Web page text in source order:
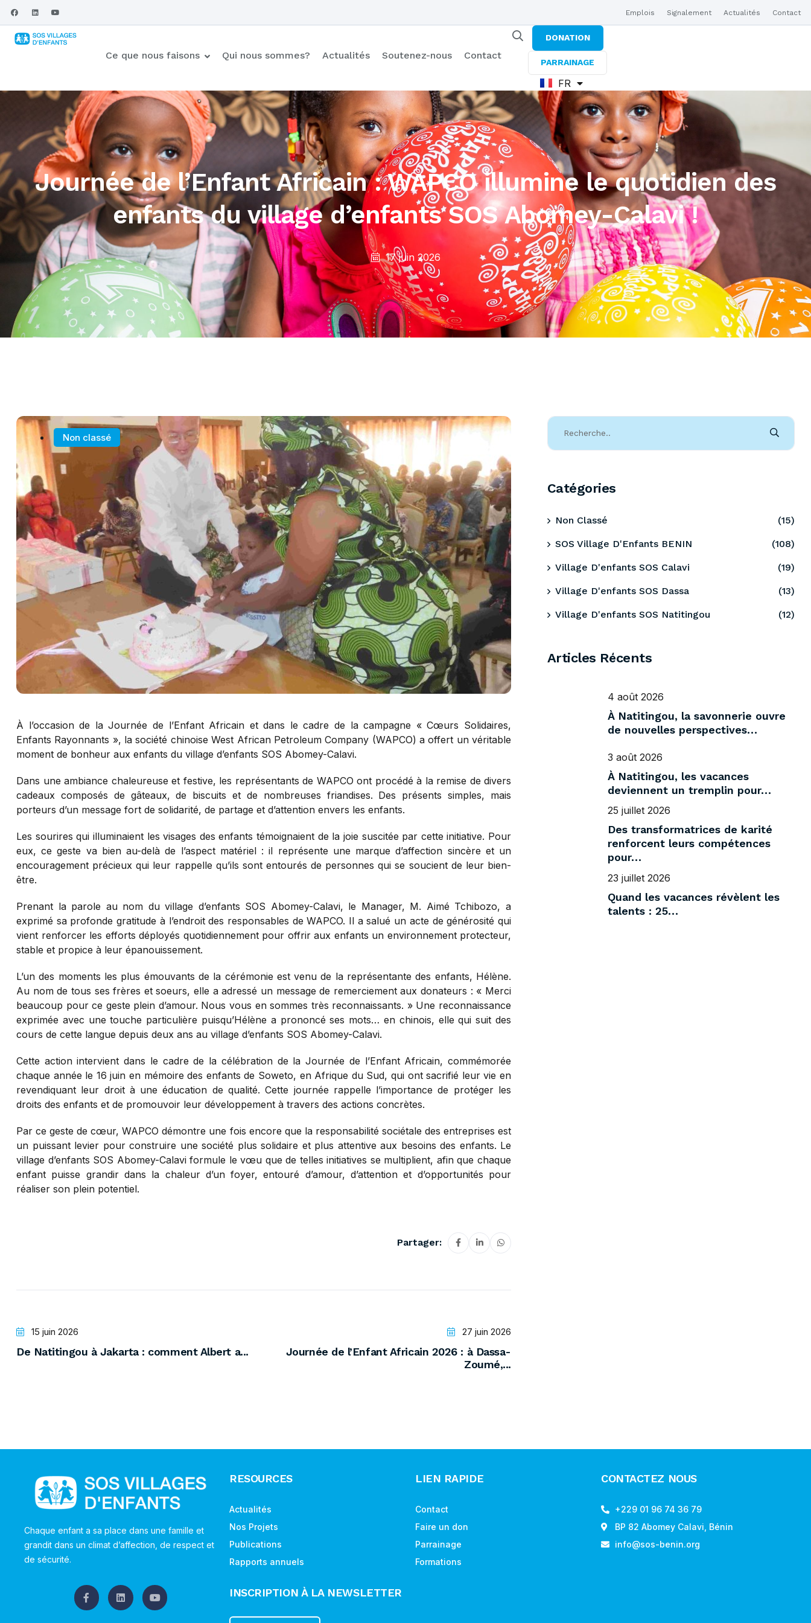
Emplois Signalement Actualités Contact
Ce que nous faisons Qui nous sommes? Actualités Soutenez-nous Contact
FR
EN
PARRAINAGE
DONATION
Journée de l’Enfant Africain : WAPCO illumine le quotidien des
enfants du village d’enfants SOS Abomey-Calavi !
17 juin 2026
Non classé
À l’occasion de la Journée de l’Enfant Africain et dans le cadre de la campagne « Cœurs Solidaires,
Enfants Rayonnants », la société chinoise West African Petroleum Company (WAPCO) a offert un véritable
moment de bonheur aux enfants du village d’enfants SOS Abomey-Calavi.
Dans une ambiance chaleureuse et festive, les représentants de WAPCO ont procédé à la remise de divers
cadeaux composés de gâteaux, de biscuits et de nombreuses friandises. Des présents simples, mais
porteurs d’un message fort de solidarité, de partage et d’attention envers les enfants.
Les sourires qui illuminaient les visages des enfants témoignaient de la joie suscitée par cette initiative. Pour
eux, ce geste va bien au-delà de l’aspect matériel : il représente une marque d’affection sincère et un
encouragement précieux qui leur rappelle qu’ils sont entourés de personnes qui se soucient de leur bien-
être.
Prenant la parole au nom du village d’enfants SOS Abomey-Calavi, le Manager, M. Aimé Tchibozo, a
exprimé sa profonde gratitude à l’endroit des responsables de WAPCO. Il a salué un acte de générosité qui
vient renforcer les efforts déployés quotidiennement pour offrir aux enfants un environnement protecteur,
stable et propice à leur épanouissement.
L’un des moments les plus émouvants de la cérémonie est venu de la représentante des enfants, Hélène.
Au nom de tous ses frères et soeurs, elle a adressé un message de remerciement aux donateurs : « Merci
beaucoup pour ce geste plein d’amour. Nous vous en sommes très reconnaissants. » Une reconnaissance
exprimée avec une touche particulière puisqu’Hélène a prononcé ses mots… en chinois, elle qui suit des
cours de cette langue depuis deux ans au village d’enfants SOS Abomey-Calavi.
Cette action intervient dans le cadre de la célébration de la Journée de l’Enfant Africain, commémorée
chaque année le 16 juin en mémoire des enfants de Soweto, en Afrique du Sud, qui ont sacrifié leur vie en
revendiquant leur droit à une éducation de qualité. Cette journée rappelle l’importance de protéger les
droits des enfants et de promouvoir leur développement à travers des actions concrètes.
Par ce geste de cœur, WAPCO démontre une fois encore que la responsabilité sociétale des entreprises est
un puissant levier pour construire une société plus solidaire et plus attentive aux besoins des enfants. Le
village d’enfants SOS Abomey-Calavi formule le vœu que de telles initiatives se multiplient, afin que chaque
enfant puisse grandir dans la chaleur d’un foyer, entouré d’amour, d’attention et d’opportunités pour
réaliser son plein potentiel.
Partager:
15 juin 2026
De Natitingou à Jakarta : comment Albert a...
27 juin 2026
Journée de l’Enfant Africain 2026 : à Dassa-
Zoumé,...
Catégories
Non Classé (15)
SOS Village D'Enfants BENIN (108)
Village D'enfants SOS Calavi (19)
Village D'enfants SOS Dassa (13)
Village D'enfants SOS Natitingou (12)
Articles Récents
4 août 2026
À Natitingou, la savonnerie ouvre
de nouvelles perspectives…
3 août 2026
À Natitingou, les vacances
deviennent un tremplin pour…
25 juillet 2026
Des transformatrices de karité
renforcent leurs compétences
pour…
23 juillet 2026
Quand les vacances révèlent les
talents : 25…
Chaque enfant a sa place dans une famille et
grandit dans un climat d’affection, de respect et
de sécurité.
RESOURCES
Actualités
Nos Projets
Publications
Rapports annuels
INSCRIPTION À LA NEWSLETTER
LIEN RAPIDE
Contact
Faire un don
Parrainage
Formations
CONTACTEZ NOUS
+229 01 96 74 36 79
BP 82 Abomey Calavi, Bénin
info@sos-benin.org